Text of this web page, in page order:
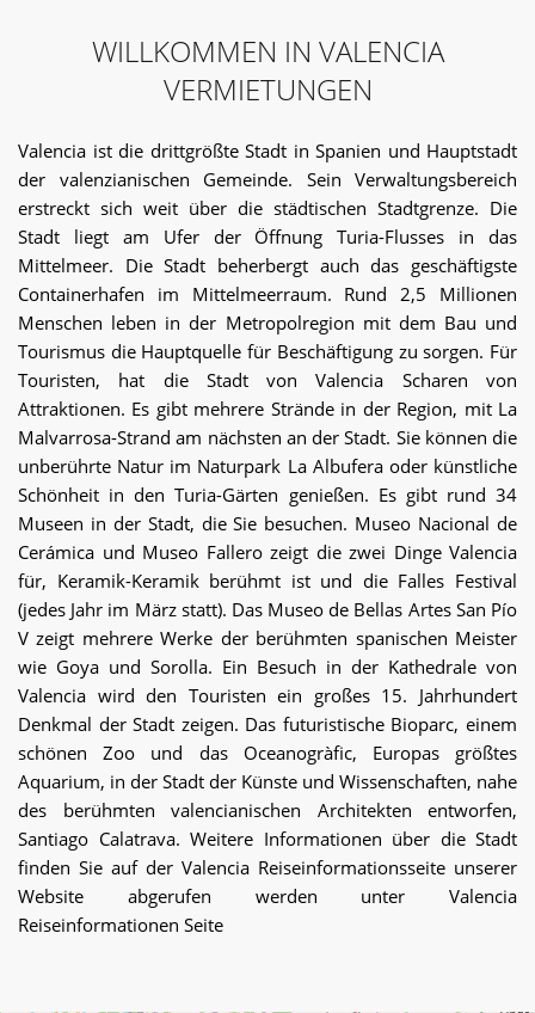
WILLKOMMEN IN VALENCIA
VERMIETUNGEN
Valencia ist die drittgrößte Stadt in Spanien und Hauptstadt
der valenzianischen Gemeinde. Sein Verwaltungsbereich
erstreckt sich weit über die städtischen Stadtgrenze. Die
Stadt liegt am Ufer der Öffnung Turia-Flusses in das
Mittelmeer. Die Stadt beherbergt auch das geschäftigste
Containerhafen im Mittelmeerraum. Rund 2,5 Millionen
Menschen leben in der Metropolregion mit dem Bau und
Tourismus die Hauptquelle für Beschäftigung zu sorgen. Für
Touristen, hat die Stadt von Valencia Scharen von
Attraktionen. Es gibt mehrere Strände in der Region, mit La
Malvarrosa-Strand am nächsten an der Stadt. Sie können die
unberührte Natur im Naturpark La Albufera oder künstliche
Schönheit in den Turia-Gärten genießen. Es gibt rund 34
Museen in der Stadt, die Sie besuchen. Museo Nacional de
Cerámica und Museo Fallero zeigt die zwei Dinge Valencia
für, Keramik-Keramik berühmt ist und die Falles Festival
(jedes Jahr im März statt). Das Museo de Bellas Artes San Pío
V zeigt mehrere Werke der berühmten spanischen Meister
wie Goya und Sorolla. Ein Besuch in der Kathedrale von
Valencia wird den Touristen ein großes 15. Jahrhundert
Denkmal der Stadt zeigen. Das futuristische Bioparc, einem
schönen Zoo und das Oceanogràfic, Europas größtes
Aquarium, in der Stadt der Künste und Wissenschaften, nahe
des berühmten valencianischen Architekten entworfen,
Santiago Calatrava. Weitere Informationen über die Stadt
finden Sie auf der Valencia Reiseinformationsseite unserer
Website abgerufen werden unter Valencia
Reiseinformationen Seite